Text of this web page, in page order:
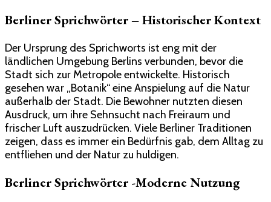
Berliner Sprichwörter – Historischer Kontext
Der Ursprung des Sprichworts ist eng mit der
ländlichen Umgebung Berlins verbunden, bevor die
Stadt sich zur Metropole entwickelte. Historisch
gesehen war „Botanik“ eine Anspielung auf die Natur
außerhalb der Stadt. Die Bewohner nutzten diesen
Ausdruck, um ihre Sehnsucht nach Freiraum und
frischer Luft auszudrücken. Viele Berliner Traditionen
zeigen, dass es immer ein Bedürfnis gab, dem Alltag zu
entfliehen und der Natur zu huldigen.
Berliner Sprichwörter -Moderne Nutzung